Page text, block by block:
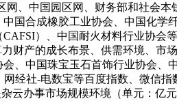
、中国园区网、财务部和社会
国合成橡胶工业协会、中国化
）、中国耐火材料行业协
财产的成长布景、供需环境、
、中国珠宝玉石首饰行业协会
经社-电数宝等百度指数、微信
云办事市场规模环境（单元：